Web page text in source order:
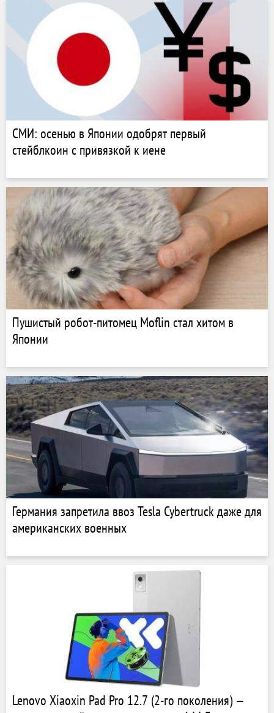
СМИ: осенью в Японии одобрят первый
стейблкоин с привязкой к иене
Пушистый робот-питомец Moflin стал хитом в
Японии
Германия запретила ввоз Tesla Cybertruck даже для
американских военных
Lenovo Xiaoxin Pad Pro 12.7 (2-го поколения) —